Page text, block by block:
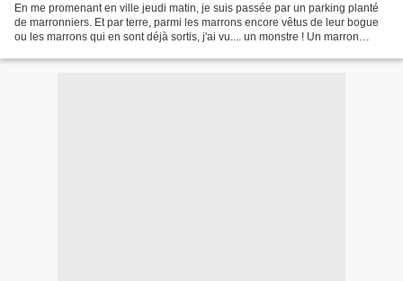
En me promenant en ville jeudi matin, je suis passée par un parking planté
de marronniers. Et par terre, parmi les marrons encore vêtus de leur bogue
ou les marrons qui en sont déjà sortis, j'ai vu.... un monstre ! Un marron